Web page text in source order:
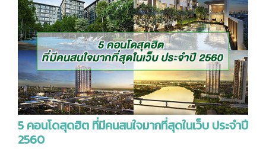
ข่าวโปรโมชั่น
5 คอนโดสุดฮิต ที่มีคนสนใจมากที่สุดในเว็บ ประจำปี
2560